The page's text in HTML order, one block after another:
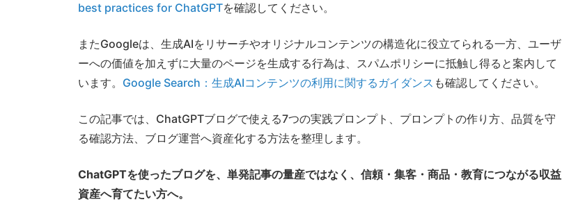
best practices for ChatGPTを確認してください。
またGoogleは、生成AIをリサーチやオリジナルコンテンツの構造化に役立てられる一方、ユーザ
ーへの価値を加えずに大量のページを生成する行為は、スパムポリシーに抵触し得ると案内して
います。 Google Search：生成AIコンテンツの利用に関するガイダンス も確認してください。
この記事では、ChatGPTブログで使える7つの実践プロンプト、プロンプトの作り方、品質を守
る確認方法、ブログ運営へ資産化する方法を整理します。
ChatGPTを使ったブログを、単発記事の量産ではなく、信頼・集客・商品・教育につながる収益
資産へ育てたい方へ。